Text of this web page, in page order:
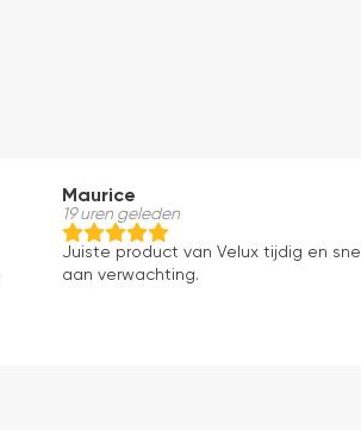
Maurice
19 uren geleden
Juiste product van Velux tijdig en
aan verwachting.